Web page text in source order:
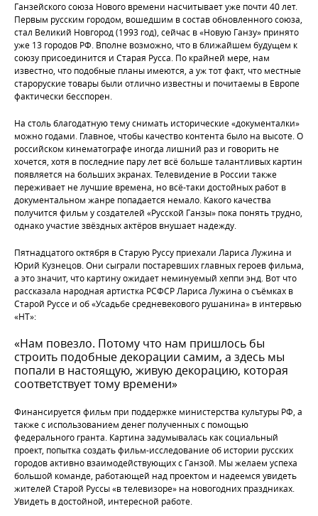
Ганзейского союза Нового времени насчитывает уже почти 40 лет.
Первым русским городом, вошедшим в состав обновленного союза,
стал Великий Новгород (1993 год), сейчас в «Новую Ганзу» принято
уже 13 городов РФ. Вполне возможно, что в ближайшем будущем к
союзу присоединится и Старая Русса. По крайней мере, нам
известно, что подобные планы имеются, а уж тот факт, что местные
староруские товары были отлично известны и почитаемы в Европе
фактически бесспорен.
На столь благодатную тему снимать исторические «документалки»
можно годами. Главное, чтобы качество контента было на высоте. О
российском кинематографе иногда лишний раз и говорить не
хочется, хотя в последние пару лет всё больше талантливых картин
появляется на больших экранах. Телевидение в России также
переживает не лучшие времена, но всё-таки достойных работ в
документальном жанре попадается немало. Какого качества
получится фильм у создателей «Русской Ганзы» пока понять трудно,
однако участие звёздных актёров внушает надежду.
Пятнадцатого октября в Старую Руссу приехали Лариса Лужина и
Юрий Кузнецов. Они сыграли постаревших главных героев фильма,
а это значит, что картину ожидает неминуемый хеппи энд. Вот что
рассказала народная артистка РСФСР Лариса Лужина о съёмках в
Старой Руссе и об «Усадьбе средневекового рушанина» в интервью
«НТ»:
«Нам повезло. Потому что нам пришлось бы
строить подобные декорации самим, а здесь мы
попали в настоящую, живую декорацию, которая
соответствует тому времени»
Финансируется фильм при поддержке министерства культуры РФ, а
также с использованием денег полученных с помощью
федерального гранта. Картина задумывалась как социальный
проект, попытка создать фильм-исследование об истории русских
городов активно взаимодействующих с Ганзой. Мы желаем успеха
большой команде, работающей над проектом и надеемся увидеть
жителей Старой Руссы «в телевизоре» на новогодних праздниках.
Увидеть в достойной, интересной работе.